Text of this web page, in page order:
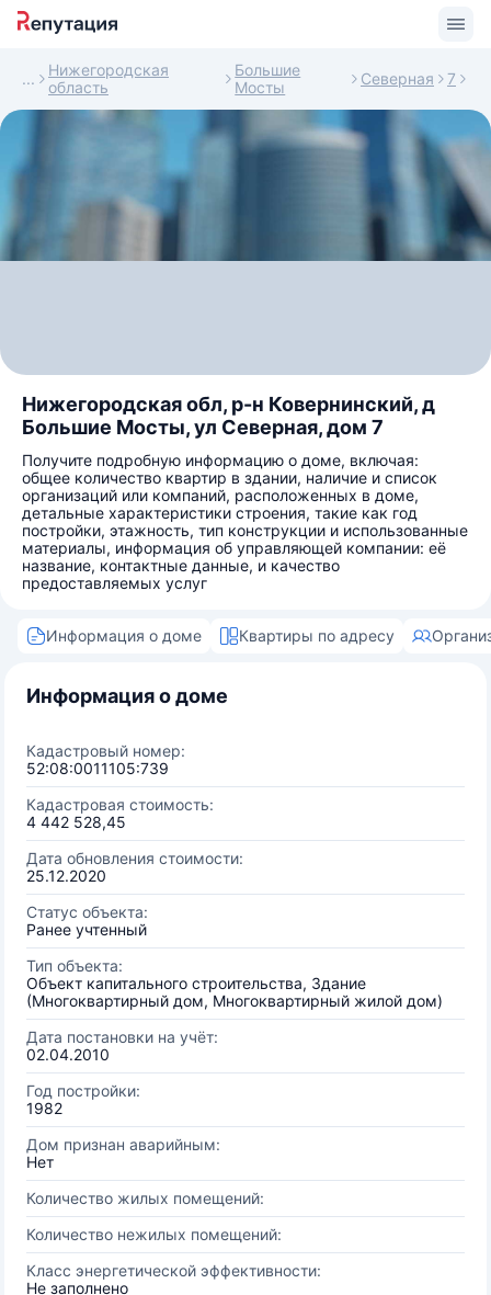
Нижегородская
область
Большие
Мосты
Северная 7
Нижегородская обл, р-н Ковернинский, д
Большие Мосты, ул Северная, дом 7
Получите подробную информацию о доме, включая:
общее количество квартир в здании, наличие и список
организаций или компаний, расположенных в доме,
детальные характеристики строения, такие как год
постройки, этажность, тип конструкции и использованные
материалы, информация об управляющей компании: её
название, контактные данные, и качество
предоставляемых услуг
Информация о доме Квартиры по адресу
Информация о доме
Кадастровый номер:
52:08:0011105:739
Кадастровая стоимость:
4 442 528,45
Дата обновления стоимости:
25.12.2020
Статус объекта:
Ранее учтенный
Тип объекта:
Объект капитального строительства, Здание
(Многоквартирный дом, Многоквартирный жилой дом)
Дата постановки на учёт:
02.04.2010
Год постройки:
1982
Дом признан аварийным:
Нет
Количество жилых помещений:
Количество нежилых помещений:
Класс энергетической эффективности:
Не заполнено